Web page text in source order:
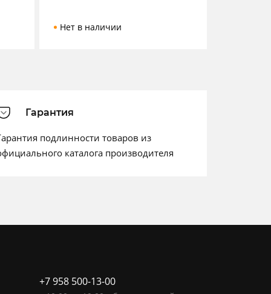
Нет в наличии
Гарантия
подлинности товаров из
каталога производителя
+7 958 500-13-00